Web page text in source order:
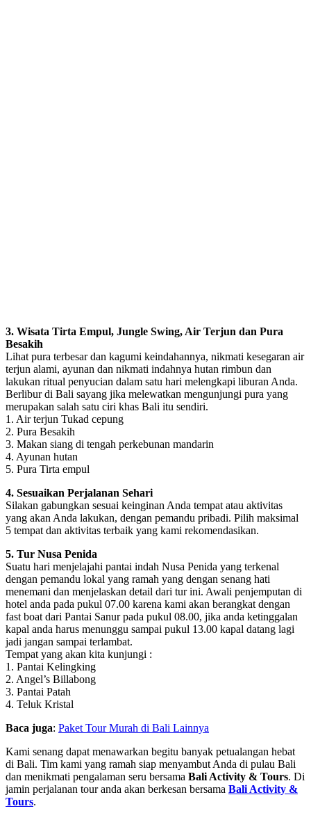
3. Wisata Tirta Empul, Jungle Swing, Air Terjun dan Pura
Besakih
Lihat pura terbesar dan kagumi keindahannya, nikmati kesegaran air
terjun alami, ayunan dan nikmati indahnya hutan rimbun dan
lakukan ritual penyucian dalam satu hari melengkapi liburan Anda.
Berlibur di Bali sayang jika melewatkan mengunjungi pura yang
merupakan salah satu ciri khas Bali itu sendiri.
1. Air terjun Tukad cepung
2. Pura Besakih
3. Makan siang di tengah perkebunan mandarin
4. Ayunan hutan
5. Pura Tirta empul
4. Sesuaikan Perjalanan Sehari
Silakan gabungkan sesuai keinginan Anda tempat atau aktivitas
yang akan Anda lakukan, dengan pemandu pribadi. Pilih maksimal
5 tempat dan aktivitas terbaik yang kami rekomendasikan.
5. Tur Nusa Penida
Suatu hari menjelajahi pantai indah Nusa Penida yang terkenal
dengan pemandu lokal yang ramah yang dengan senang hati
menemani dan menjelaskan detail dari tur ini. Awali penjemputan di
hotel anda pada pukul 07.00 karena kami akan berangkat dengan
fast boat dari Pantai Sanur pada pukul 08.00, jika anda ketinggalan
kapal anda harus menunggu sampai pukul 13.00 kapal datang lagi
jadi jangan sampai terlambat.
Tempat yang akan kita kunjungi :
1. Pantai Kelingking
2. Angel’s Billabong
3. Pantai Patah
4. Teluk Kristal
Baca juga: Paket Tour Murah di Bali Lainnya
Kami senang dapat menawarkan begitu banyak petualangan hebat
di Bali. Tim kami yang ramah siap menyambut Anda di pulau Bali
dan menikmati pengalaman seru bersama Bali Activity & Tours. Di
jamin perjalanan tour anda akan berkesan bersama Bali Activity &
Tours.